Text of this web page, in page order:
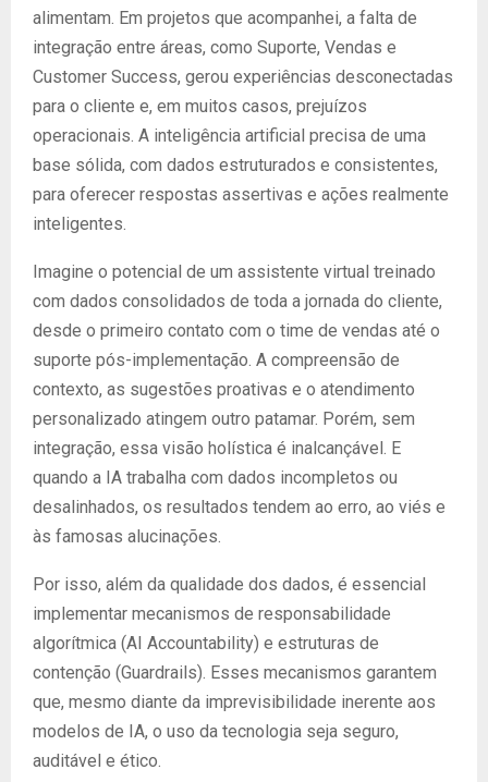
alimentam. Em projetos que acompanhei, a falta de
integração entre áreas, como Suporte, Vendas e
Customer Success, gerou experiências desconectadas
para o cliente e, em muitos casos, prejuízos
operacionais. A inteligência artificial precisa de uma
base sólida, com dados estruturados e consistentes,
para oferecer respostas assertivas e ações realmente
inteligentes.
Imagine o potencial de um assistente virtual treinado
com dados consolidados de toda a jornada do cliente,
desde o primeiro contato com o time de vendas até o
suporte pós-implementação. A compreensão de
contexto, as sugestões proativas e o atendimento
personalizado atingem outro patamar. Porém, sem
integração, essa visão holística é inalcançável. E
quando a IA trabalha com dados incompletos ou
desalinhados, os resultados tendem ao erro, ao viés e
às famosas alucinações.
Por isso, além da qualidade dos dados, é essencial
implementar mecanismos de responsabilidade
algorítmica (AI Accountability) e estruturas de
contenção (Guardrails). Esses mecanismos garantem
que, mesmo diante da imprevisibilidade inerente aos
modelos de IA, o uso da tecnologia seja seguro,
auditável e ético.